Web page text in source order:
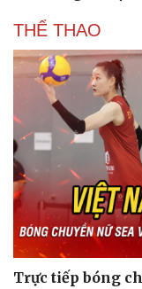
THỂ THAO
Trực tiếp bóng